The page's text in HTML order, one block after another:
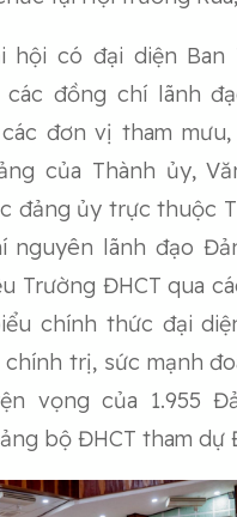
hội có đại diện Ban
các đồng chí lãnh
đơn vị tham mưu,
của Thành ủy,
đảng ủy trực thuộc
nguyên lãnh đạo
Trường ĐHCT qua
chính thức đại
trị, sức mạnh
vọng của 1.955
bộ ĐHCT tham dự